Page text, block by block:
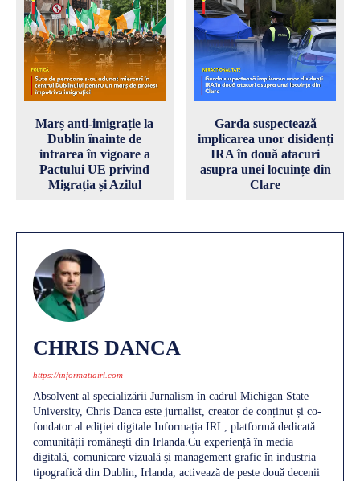
Marș anti-imigrație la
Dublin înainte de
intrarea în vigoare a
Pactului UE privind
Migrația și Azilul
Garda suspectează
implicarea unor disidenți
IRA în două atacuri
asupra unei locuințe din
Clare
CHRIS DANCA
https://informatiairl.com
Absolvent al specializării Jurnalism în cadrul Michigan State
University, Chris Danca este jurnalist, creator de conținut și co-
fondator al ediției digitale Informația IRL, platformă dedicată
comunității românești din Irlanda.Cu experiență în media
digitală, comunicare vizuală și management grafic în industria
tipografică din Dublin, Irlanda, activează de peste două decenii